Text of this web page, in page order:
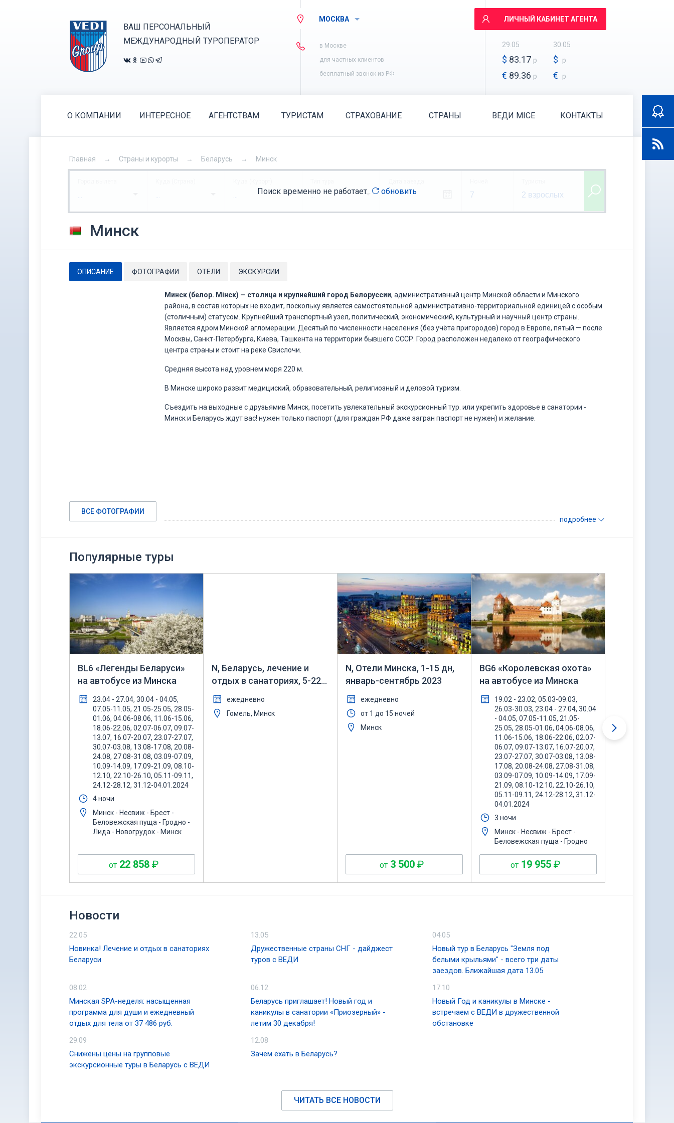
ВАШ ПЕРСОНАЛЬНЫЙ
МЕЖДУНАРОДНЫЙ ТУРОПЕРАТОР
МОСКВА
в Москве
для частных клиентов
бесплатный звонок из РФ
ЛИЧНЫЙ КАБИНЕТ АГЕНТА
29.05
$ 83.17 р
€ 89.36 р
30.05
$ р
€ р
О КОМПАНИИ ИНТЕРЕСНОЕ АГЕНТСТВАМ ТУРИСТАМ СТРАХОВАНИЕ СТРАНЫ ВЕДИ MICE КОНТАКТЫ
Главная Страны и курорты Беларусь Минск
Поиск временно не работает обновить
... ... ... ... 7 2 взрослых
Минск
ОПИСАНИЕ ФОТОГРАФИИ ОТЕЛИ ЭКСКУРСИИ
ВСЕ ФОТОГРАФИИ
Минск (белор. Мінск) — столица и крупнейший город Белоруссии, административный центр Минской области и Минского
района, в состав которых не входит, поскольку является самостоятельной административно-территориальной единицей с особым
(столичным) статусом. Крупнейший транспортный узел, политический, экономический, культурный и научный центр страны.
Является ядром Минской агломерации. Десятый по численности населения (без учёта пригородов) город в Европе, пятый — после
Москвы, Санкт-Петербурга, Киева, Ташкента на территории бывшего СССР. Город расположен недалеко от географического
центра страны и стоит на реке Свислочи.
Средняя высота над уровнем моря 220 м.
В Минске широко развит медициский, образовательный, религиозный и деловой туризм.
Съездить на выходные с друзьямив Минск, посетить увлекательный экскурсионный тур. или укрепить здоровье в санатории -
Минск и Беларусь ждут вас! нужен только паспорт (для граждан РФ даже загран паспорт не нужен) и желание.
подробнее
Популярные туры
BL6 «Легенды Беларуси»
на автобусе из Минска
23.04 - 27.04, 30.04 - 04.05,
07.05-11.05, 21.05-25.05, 28.05-
01.06, 04.06-08.06, 11.06-15.06,
18.06-22.06, 02.07-06.07, 09.07-
13.07, 16.07-20.07, 23.07-27.07,
30.07-03.08, 13.08-17.08, 20.08-
24.08, 27.08-31.08, 03.09-07.09,
10.09-14.09, 17.09-21.09, 08.10-
12.10, 22.10-26.10, 05.11-09.11,
24.12-28.12, 31.12-04.01.2024
4 ночи
Минск - Несвиж - Брест -
Беловежская пуща - Гродно -
Лида - Новогрудок - Минск
от 22 858 ₽
N, Беларусь, лечение и
отдых в санаториях, 5-22
дн, май-декабрь 2023
ежедневно
Гомель, Минск
N, Отели Минска, 1-15 дн,
январь-сентябрь 2023
ежедневно
от 1 до 15 ночей
Минск
от3 500 ₽
BG6 «Королевская охота»
на автобусе из Минска
19.02 - 23.02, 05.03-09.03,
26.03-30.03, 23.04 - 27.04, 30.04
- 04.05, 07.05-11.05, 21.05-
25.05, 28.05-01.06, 04.06-08.06,
11.06-15.06, 18.06-22.06, 02.07-
06.07, 09.07-13.07, 16.07-20.07,
23.07-27.07, 30.07-03.08, 13.08-
17.08, 20.08-24.08, 27.08-31.08,
03.09-07.09, 10.09-14.09, 17.09-
21.09, 08.10-12.10, 22.10-26.10,
05.11-09.11, 24.12-28.12, 31.12-
04.01.2024
3 ночи
Минск - Несвиж - Брест -
Беловежская пуща - Гродно
от 19 955 ₽
Новости
22.05
Новинка! Лечение и отдых в санаториях
Беларуси
13.05
Дружественные страны СНГ - дайджест
туров с ВЕДИ
04.05
Новый тур в Беларусь "Земля под
белыми крыльями" - всего три даты
заездов. Ближайшая дата 13.05
08.02
Минская SPA-неделя: насыщенная
программа для души и ежедневный
отдых для тела от 37 486 руб.
06.12
Беларусь приглашает! Новый год и
каникулы в санатории «Приозерный» -
летим 30 декабря!
17.10
Новый Год и каникулы в Минске -
встречаем с ВЕДИ в дружественной
обстановке
29.09
Снижены цены на групповые
экскурсионные туры в Беларусь с ВЕДИ
12.08
Зачем ехать в Беларусь?
ЧИТАТЬ ВСЕ НОВОСТИ